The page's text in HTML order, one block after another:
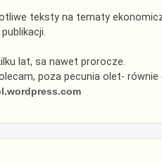
teksty na tematy
lat, sa nawet prorocze.
poza pecunia olet- równie